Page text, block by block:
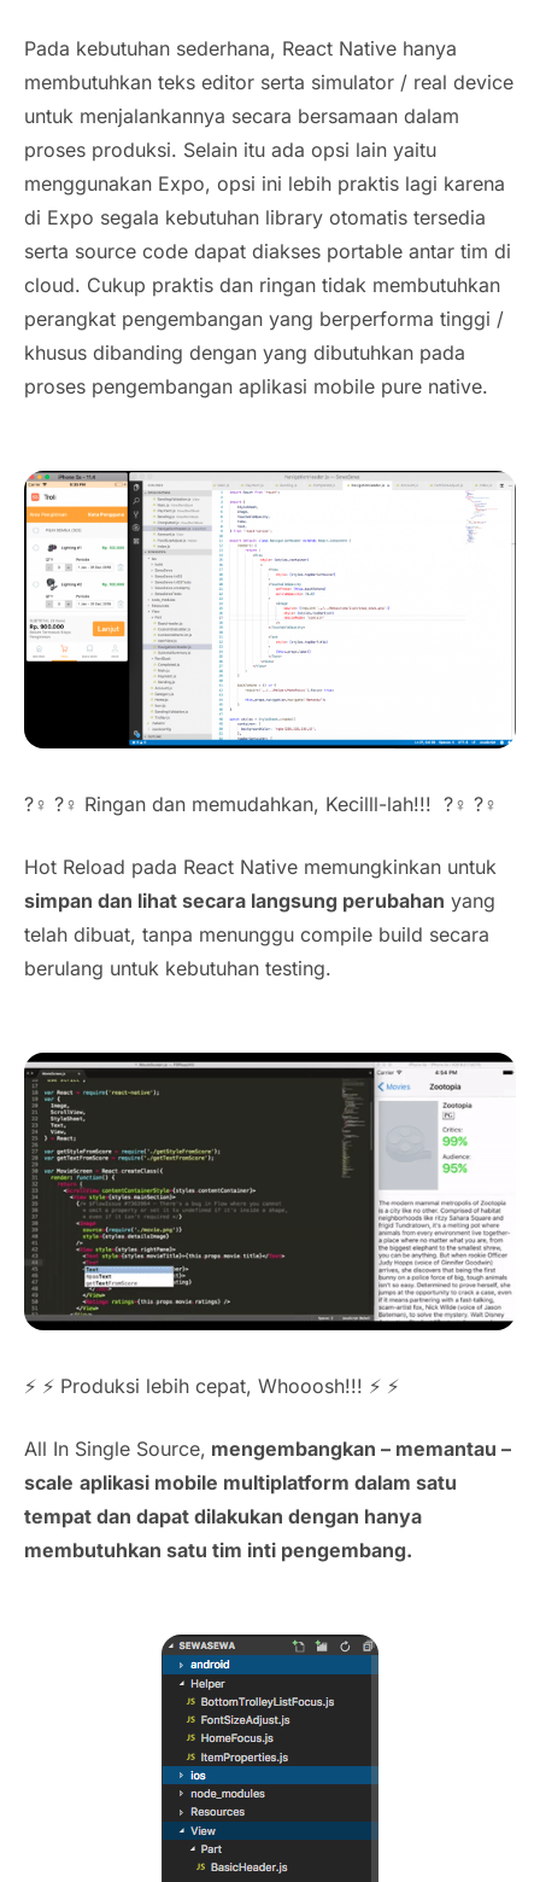
Pada kebutuhan sederhana, React Native hanya
membutuhkan teks editor serta simulator / real device
untuk menjalankannya secara bersamaan dalam
proses produksi. Selain itu ada opsi lain yaitu
menggunakan Expo, opsi ini lebih praktis lagi karena
di Expo segala kebutuhan library otomatis tersedia
serta source code dapat diakses portable antar tim di
cloud. Cukup praktis dan ringan tidak membutuhkan
perangkat pengembangan yang berperforma tinggi /
khusus dibanding dengan yang dibutuhkan pada
proses pengembangan aplikasi mobile pure native.
?️‍♀️ ?️‍♀️ Ringan dan memudahkan, Kecilll-lah!!! ?️‍♀️ ?️‍♀️
Hot Reload pada React Native memungkinkan untuk
simpan dan lihat secara langsung perubahan yang
telah dibuat, tanpa menunggu compile build secara
berulang untuk kebutuhan testing.
⚡️ ⚡️ Produksi lebih cepat, Whooosh!!! ⚡️ ⚡️
All In Single Source, mengembangkan – memantau –
scale aplikasi mobile multiplatform dalam satu
tempat dan dapat dilakukan dengan hanya
membutuhkan satu tim inti pengembang.